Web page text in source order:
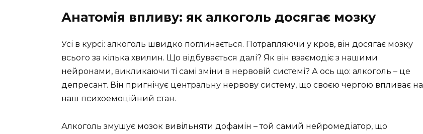
Анатомія впливу: як алкоголь досягає мозку
Усі в курсі: алкоголь швидко поглинається. Потрапляючи у кров, він досягає мозку
всього за кілька хвилин. Що відбувається далі? Як він взаємодіє з нашими
нейронами, викликаючи ті самі зміни в нервовій системі? А ось що: алкоголь – це
депресант. Він пригнічує центральну нервову систему, що своєю чергою впливає на
наш психоемоційний стан.
Алкоголь змушує мозок вивільняти дофамін – той самий нейромедіатор, що